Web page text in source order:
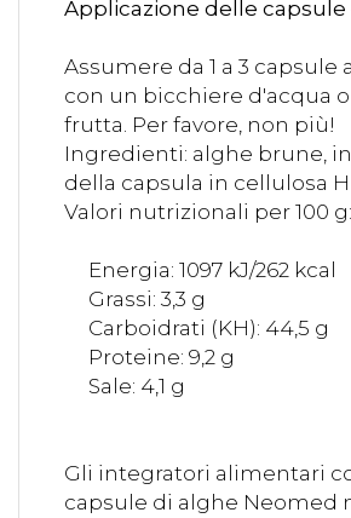
Applicazione delle capsule
Assumere da 1 a 3 capsule
con un bicchiere d'acqua
frutta. Per favore, non più!
Ingredienti: alghe brune,
della capsula in cellulosa
Valori nutrizionali per 100 g:
Energia: 1097 kJ/262 kcal
Grassi: 3,3 g
Carboidrati (KH): 44,5 g
Proteine: 9,2 g
Sale: 4,1 g
Gli integratori alimentari
capsule di alghe Neomed